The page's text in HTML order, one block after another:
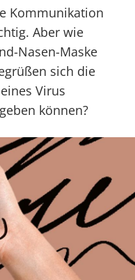
Kommunikation
Aber wie
Nasen-Maske
sich die
Virus
können?